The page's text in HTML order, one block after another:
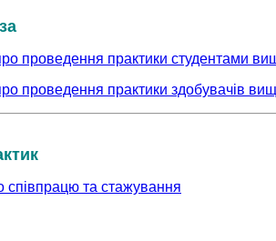
проведення практики студентами
проведення практики здобувачів
співпрацю та стажування